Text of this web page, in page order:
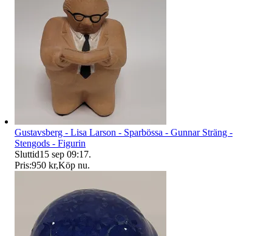
Gustavsberg - Lisa Larson - Sparbössa - Gunnar Sträng -
Stengods - Figurin
Sluttid15 sep 09:17.
Pris:950 kr,Köp nu.